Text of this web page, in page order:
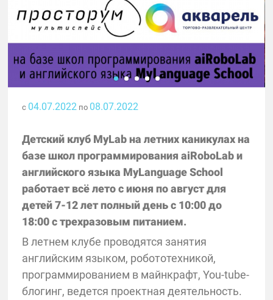
с 04.07.2022 по 08.07.2022
Детский клуб MyLab на летних каникулах на
базе школ программирования aiRoboLab и
английского языка MyLanguage School
работает всё лето с июня по август для
детей 7-12 лет полный день с 10:00 до
18:00 с трехразовым питанием.
В летнем клубе проводятся занятия
английским языком, робототехникой,
программированием в майнкрафт, You-tube-
блогинг, ведется проектная деятельность.